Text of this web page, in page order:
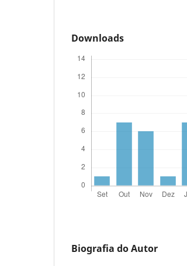
Downloads
Biografia do Autor